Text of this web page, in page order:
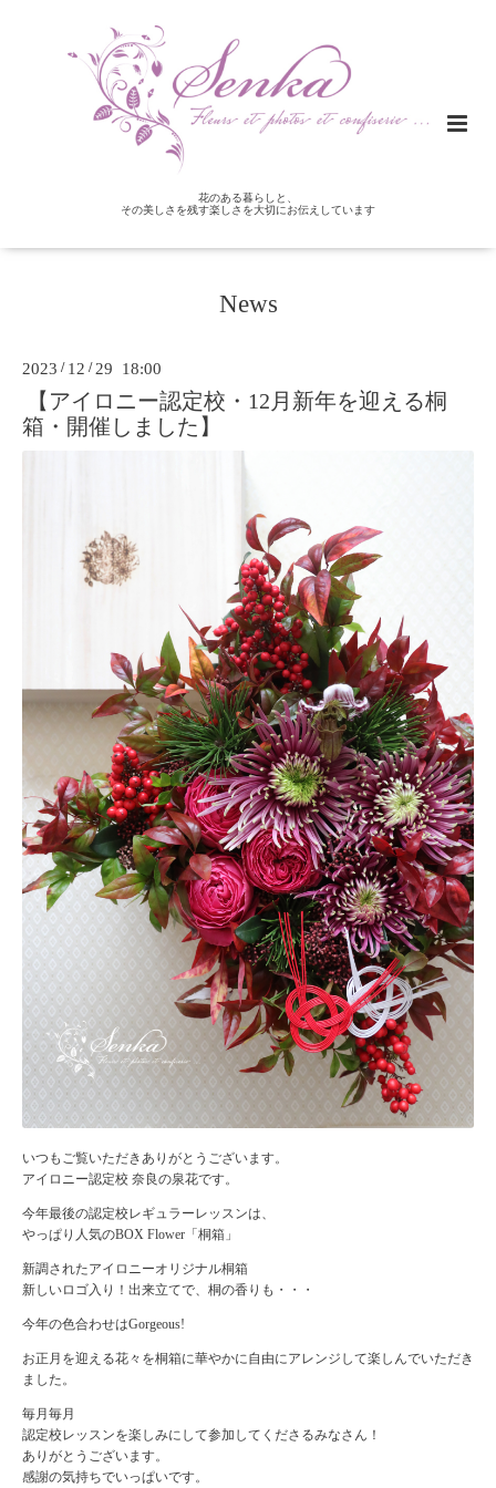
花のある暮らしと、
その美しさを残す楽しさを大切にお伝えしています
News
2023 / 12 /29 18:00
【アイロニー認定校・12月新年を迎える桐
箱・開催しました】
いつもご覧いただきありがとうございます。
アイロニー認定校 奈良の泉花です。
今年最後の認定校レギュラーレッスンは、
やっぱり人気のBOX Flower「桐箱」
新調されたアイロニーオリジナル桐箱
新しいロゴ入り！出来立てで、桐の香りも・・・
今年の色合わせはGorgeous!
お正月を迎える花々を桐箱に華やかに自由にアレンジして楽しんでいただき
ました。
毎月毎月
認定校レッスンを楽しみにして参加してくださるみなさん！
ありがとうございます。
感謝の気持ちでいっぱいです。